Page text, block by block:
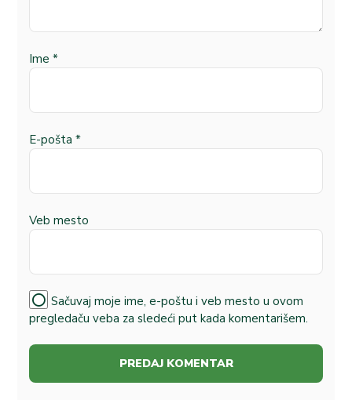
Ime *
E-pošta *
Veb mesto
Sačuvaj moje ime, e-poštu i veb mesto u ovom
pregledaču veba za sledeći put kada komentarišem.